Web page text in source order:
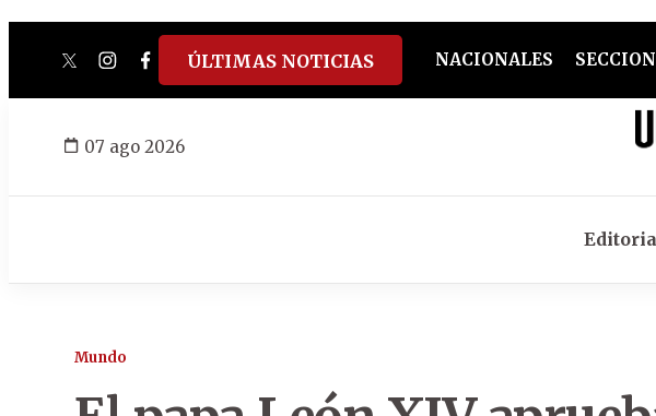
twitterinstagram
facebook
tiktokyoutube
spotify
ÚLTIMAS NOTICIAS NACIONALES
07 ago 2026
Mundo